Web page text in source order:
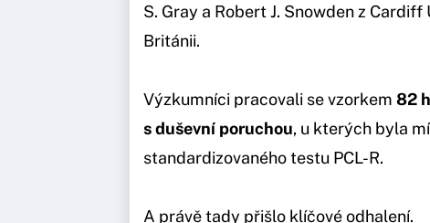
S. Gray a Robert J. Snowden z
Británii.
Výzkumníci pracovali se vzorkem 82
s duševní poruchou, u kterých byla
standardizovaného testu PCL-R.
A právě tady přišlo klíčové odhalení.